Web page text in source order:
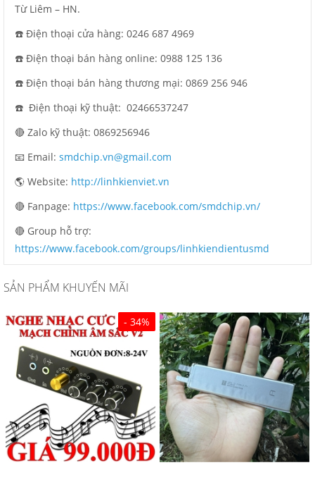
Từ Liêm – HN.
☎️ Điện thoại cửa hàng: 0246 687 4969
☎️ Điện thoại bán hàng online: 0988 125 136
☎️ Điện thoại bán hàng thương mại: 0869 256 946
☎️ Điện thoại kỹ thuật: 02466537247
🔴 Zalo kỹ thuật: 0869256946
📧 Email: smdchip.vn@gmail.com
🌎 Website: http://linhkienviet.vn
🔴 Fanpage: https://www.facebook.com/smdchip.vn/
🔴 Group hỗ trợ:
https://www.facebook.com/groups/linhkiendientusmd
SẢN PHẨM KHUYẾN MÃI
- 34%